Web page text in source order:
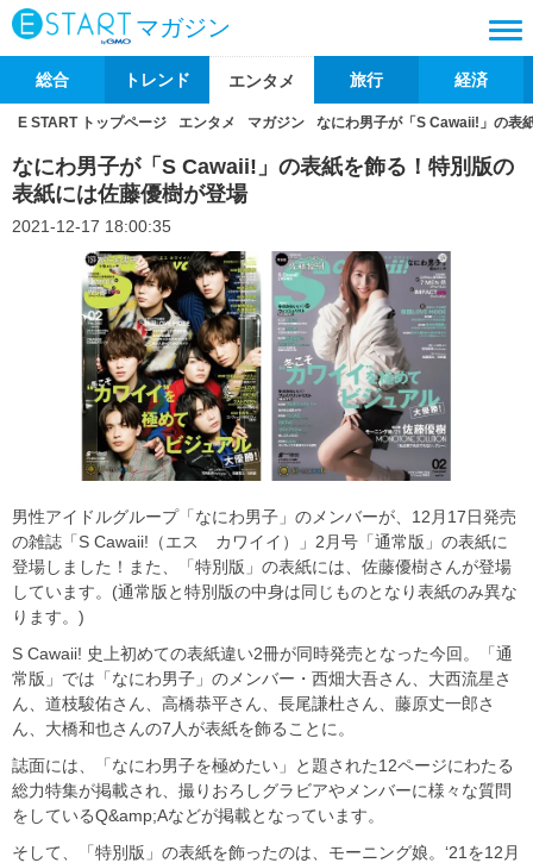
マガジン
総合 トレンド エンタメ 旅行 経済
E START トップページ エンタメ マガジン なにわ男子が「S Cawaii!」の表
なにわ男子が「S Cawaii!」の表紙を飾る！特別版の
表紙には佐藤優樹が登場
2021-12-17 18:00:35
男性アイドルグループ「なにわ男子」のメンバーが、12月17日発売
の雑誌「S Cawaii!（エス カワイイ）」2月号「通常版」の表紙に
登場しました！また、「特別版」の表紙には、佐藤優樹さんが登場
しています。(通常版と特別版の中身は同じものとなり表紙のみ異な
ります。)
S Cawaii! 史上初めての表紙違い2冊が同時発売となった今回。「通
常版」では「なにわ男子」のメンバー・西畑大吾さん、大西流星さ
ん、道枝駿佑さん、高橋恭平さん、長尾謙杜さん、藤原丈一郎さ
ん、大橋和也さんの7人が表紙を飾ることに。
誌面には、「なにわ男子を極めたい」と題された12ページにわたる
総力特集が掲載され、撮りおろしグラビアやメンバーに様々な質問
をしているQ&amp;Aなどが掲載となっています。
そして、「特別版」の表紙を飾ったのは、モーニング娘。‘21を12月